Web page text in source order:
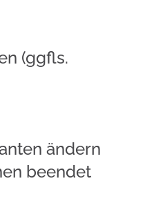
(ggfls.
ändern
beendet